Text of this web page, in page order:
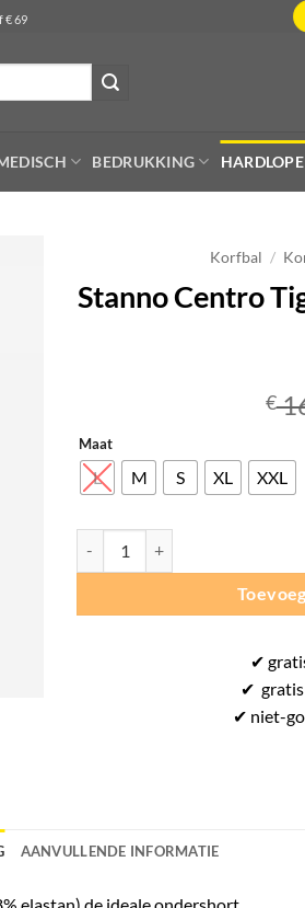
€ 69
BEDRUKKING
Korfbal /
Stanno Centro
€
Maat
L M S XL XXL
✔
✔ gratis
✔ niet-
AANVULLENDE INFORMATIE
elastan) de ideale ondershort.